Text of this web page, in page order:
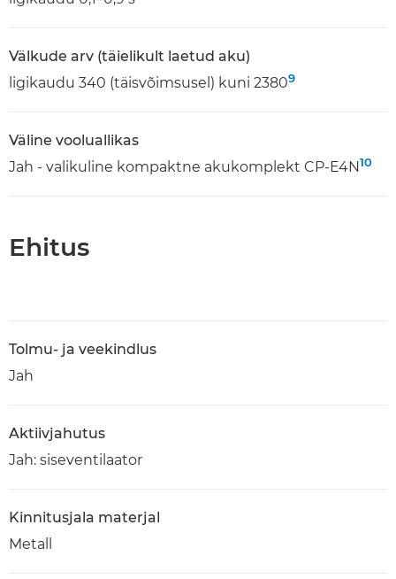
Välkude arv (täielikult laetud aku)
ligikaudu 340 (täisvõimsusel) kuni 23809
Väline vooluallikas
Jah - valikuline kompaktne akukomplekt CP-E4N10
Ehitus
Tolmu- ja veekindlus
Jah
Aktiivjahutus
Jah: siseventilaator
Kinnitusjala materjal
Metall